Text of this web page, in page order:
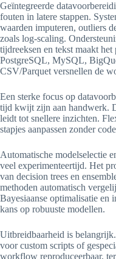
Geïntegreerde
fouten in latere stappen.
waarden imputeren, outliers
zoals log-scaling.
tijdreeksen en tekst maakt
PostgreSQL, MySQL,
CSV/Parquet versnellen de
Een sterke focus op
tijd kwijt zijn aan handwerk.
leidt tot snellere inzichten.
stapjes aanpassen zonder
Automatische modelselectie
veel experimenteertijd. Het
van decision trees en
methoden automatisch
Bayesiaanse optimalisatie en
kans op robuuste modellen.
Uitbreidbaarheid is
voor custom scripts of
workflow reproduceerbaar,